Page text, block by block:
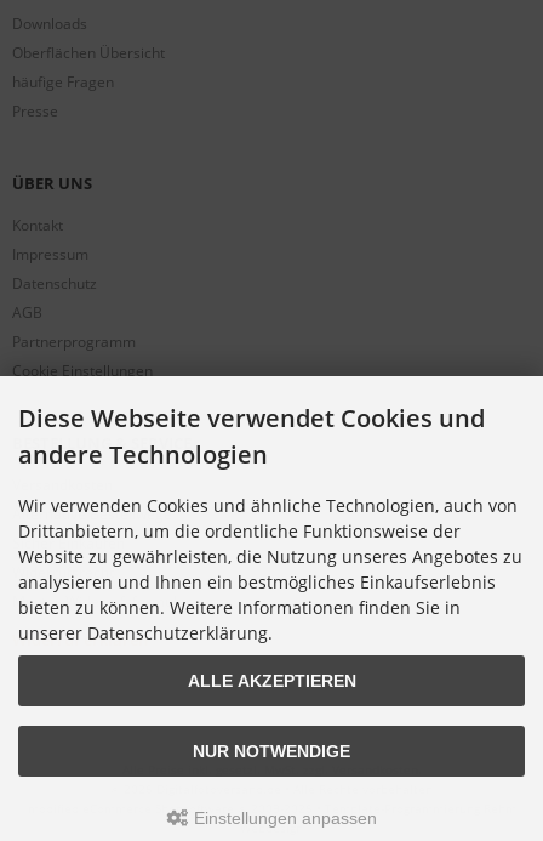
Downloads
Oberflächen Übersicht
häufige Fragen
Presse
ÜBER UNS
Kontakt
Impressum
Datenschutz
AGB
Partnerprogramm
Cookie Einstellungen
BESTELLUNG & SERVICE
Alternative Bestellwege
Sicher Einkaufen
Widerrufsrecht
Muster-Widerrufsformular
Widerruf erklären
modified eCommerce Shopsoftware © 2009-2026 • Template-Programmierung Rehm
Webdesign
Diese Webseite verwendet Cookies und
andere Technologien
Wir verwenden Cookies und ähnliche Technologien, auch von
Drittanbietern, um die ordentliche Funktionsweise der
Website zu gewährleisten, die Nutzung unseres Angebotes zu
analysieren und Ihnen ein bestmögliches Einkaufserlebnis
bieten zu können. Weitere Informationen finden Sie in
unserer Datenschutzerklärung.
ALLE AKZEPTIEREN
NUR NOTWENDIGE
Einstellungen anpassen